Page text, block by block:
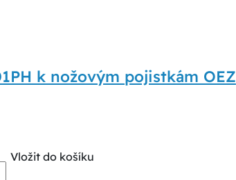
k nožovým pojistkám OEZ
Vložit do košíku